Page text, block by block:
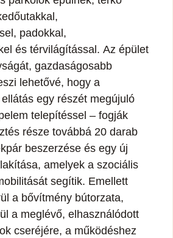
padokkal,
és térvilágítással. Az épület
gazdaságosabb
lehetővé, hogy a
egy részét megújuló
telepítéssel – fogják
része továbbá 20 darab
beszerzése és egy új
amelyek a szociális
segítik. Emellett
a bővítmény bútorzata,
a meglévő, elhasználódott
cseréjére, a működéshez